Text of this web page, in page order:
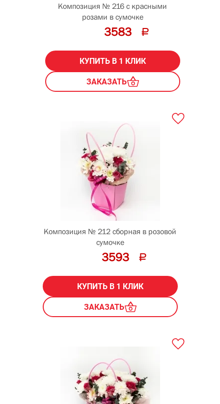
Композиция № 216 с красными
розами в сумочке
3583
КУПИТЬ В 1 КЛИК
ЗАКАЗАТЬ
Композиция № 212 сборная в розовой
сумочке
3593
КУПИТЬ В 1 КЛИК
ЗАКАЗАТЬ